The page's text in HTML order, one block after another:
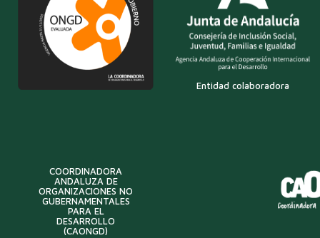
Entidad colaboradora
COORDINADORA
ANDALUZA DE
ORGANIZACIONES NO
GUBERNAMENTALES
PARA EL
DESARROLLO
(CAONGD)